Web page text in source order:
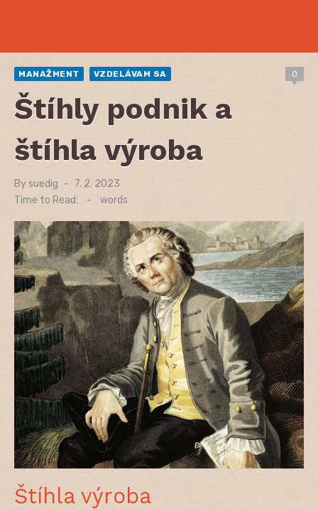
MANAŽMENT VZDELÁVAM SA 0
Štíhly podnik a
štíhla výroba
Bysuedig
Posted
on
7. 2. 2023
Time to Read:
- words
Štíhla výroba